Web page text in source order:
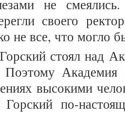
не
своего
не все, что могло
стоял над
Поэтому Академия
высокими
Горский по-